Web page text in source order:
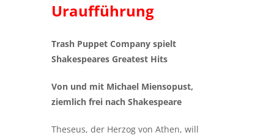
Uraufführung
Trash Puppet Company spielt
Shakespeares Greatest Hits
Von und mit Michael Miensopust,
ziemlich frei nach Shakespeare
Theseus, der Herzog von Athen, will